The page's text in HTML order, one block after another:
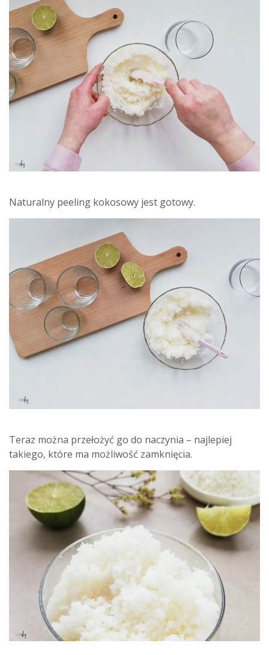
Naturalny peeling kokosowy jest gotowy.
Teraz można przełożyć go do naczynia – najlepiej
takiego, które ma możliwość zamknięcia.